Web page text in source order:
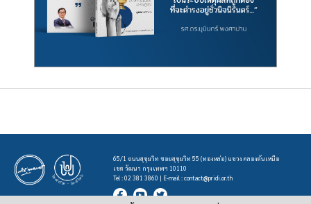
65/1 ถนนสุขุมวิท ซอยสุขุมวิท 55 (ทองหล่อ) แขวง คลองตันเหนือ
เขต วัฒนา กรุงเทพฯ 10110
Tel : 02 381 3860 | E-mail :contact@pridi.or.th